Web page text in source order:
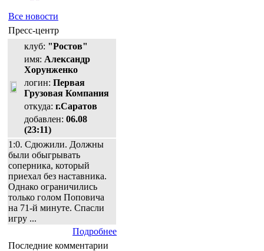
Все новости
Пресс-центр
клуб: "Ростов"
имя: Александр
Хорунженко
логин: Первая
Грузовая Компания
откуда: г.Саратов
добавлен: 06.08
(23:11)
1:0. Сдюжили. Должны
были обыгрывать
соперника, который
приехал без наставника.
Однако ограничились
только голом Поповича
на 71-й минуте. Спасли
игру ...
Подробнее
Последние комментарии